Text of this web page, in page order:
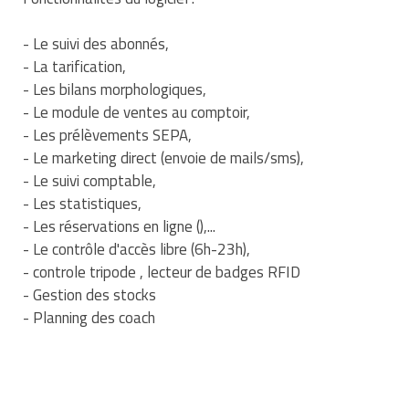
Vêtements personnalisés
Vitrines pour magasin
Traitement des eaux
Trancheuse professionnelle
Transformateur électrique
Tubes et profilés
Tuyau flexible
Tuyau galvanisé
Tuyau renforcé
Tapis et caillebotis
Traitement des surfaces
Traitement du linge
Vestiaires et casiers
Equipements de karting
Equipements pour patinage
Equipements pour roller
Equipements pour skateboard
Equipements pour stade et terrain
sportif
Jeu gymnique
Piano de cuisson
Plats et plateaux
Pompes à sauce
Portes commandes restaurant
Présentoir pour restaurant
Réchaud professionnel
Réfrigérateur professionnel
- Le suivi des abonnés,
- La tarification,
- Les bilans morphologiques,
- Le module de ventes au comptoir,
- Les prélèvements SEPA,
- Le marketing direct (envoie de mails/sms),
- Le suivi comptable,
- Les statistiques,
- Les réservations en ligne (),...
- Le contrôle d'accès libre (6h-23h),
- controle tripode , lecteur de badges RFID
- Gestion des stocks
- Planning des coach